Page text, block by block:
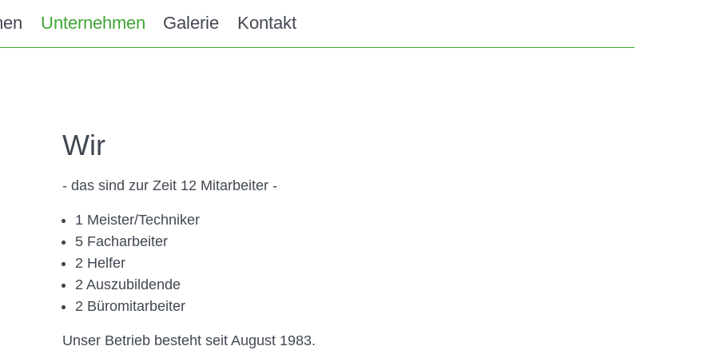
Unternehmen Galerie Kontakt
Wir
- das sind zur Zeit 12 Mitarbeiter -
1 Meister/Techniker
5 Facharbeiter
2 Helfer
2 Auszubildende
2 Büromitarbeiter
Unser Betrieb besteht seit August 1983.